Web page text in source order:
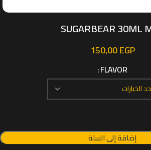
SUGARBEAR 30ML
150,00EGP
FLAVOR
إضافة إلى السلة